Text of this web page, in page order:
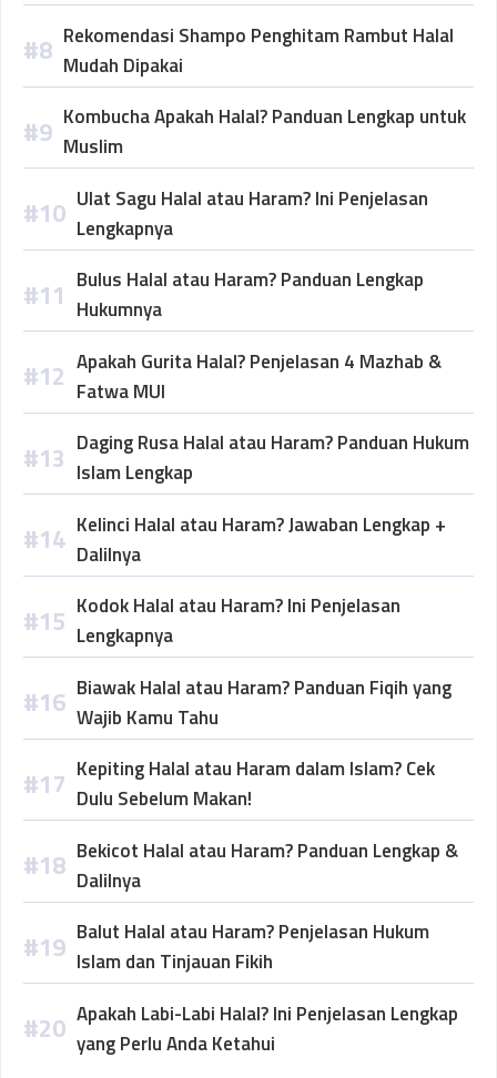
Rekomendasi Shampo Penghitam Rambut Halal
Mudah Dipakai
Kombucha Apakah Halal? Panduan Lengkap untuk
Muslim
Ulat Sagu Halal atau Haram? Ini Penjelasan
Lengkapnya
Bulus Halal atau Haram? Panduan Lengkap
Hukumnya
Apakah Gurita Halal? Penjelasan 4 Mazhab &
Fatwa MUI
Daging Rusa Halal atau Haram? Panduan Hukum
Islam Lengkap
Kelinci Halal atau Haram? Jawaban Lengkap +
Dalilnya
Kodok Halal atau Haram? Ini Penjelasan
Lengkapnya
Biawak Halal atau Haram? Panduan Fiqih yang
Wajib Kamu Tahu
Kepiting Halal atau Haram dalam Islam? Cek
Dulu Sebelum Makan!
Bekicot Halal atau Haram? Panduan Lengkap &
Dalilnya
Balut Halal atau Haram? Penjelasan Hukum
Islam dan Tinjauan Fikih
Apakah Labi-Labi Halal? Ini Penjelasan Lengkap
yang Perlu Anda Ketahui